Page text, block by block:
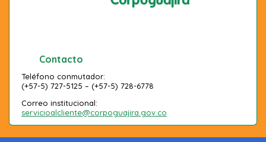
Contacto
Teléfono conmutador:
(+57-5) 727-5125 – (+57-5) 728-6778
Correo institucional:
servicioalcliente@corpoguajira.gov.co